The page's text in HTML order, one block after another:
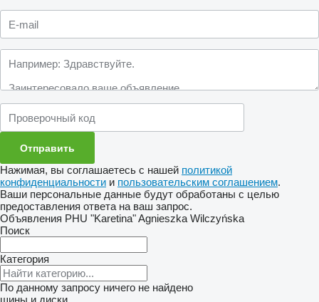
Нажимая, вы соглашаетесь с нашей политикой
конфиденциальности и пользовательским соглашением.
Ваши персональные данные будут обработаны с целью
предоставления ответа на ваш запрос.
Объявления PHU "Karetina" Agnieszka Wilczyńska
Поиск
Категория
По данному запросу ничего не найдено
шины и диски